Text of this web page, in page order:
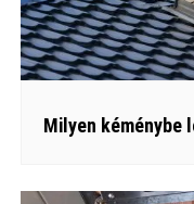
Milyen kéménybe